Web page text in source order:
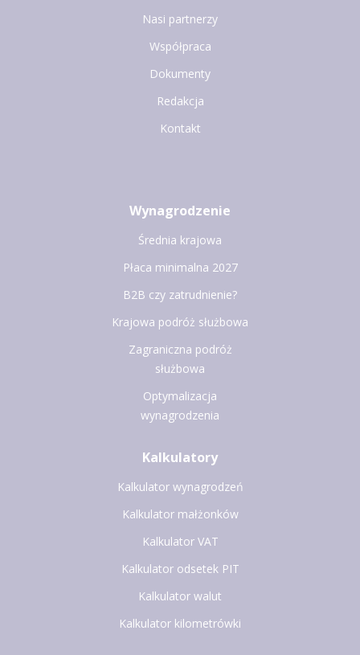
Nasi partnerzy
Współpraca
Dokumenty
Redakcja
Kontakt
Wynagrodzenie
Średnia krajowa
Płaca minimalna 2027
B2B czy zatrudnienie?
Krajowa podróż służbowa
Zagraniczna podróż
służbowa
Optymalizacja
wynagrodzenia
Kalkulatory
Kalkulator wynagrodzeń
Kalkulator małżonków
Kalkulator VAT
Kalkulator odsetek PIT
Kalkulator walut
Kalkulator kilometrówki